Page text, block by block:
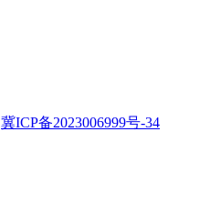
冀ICP备2023006999号-34